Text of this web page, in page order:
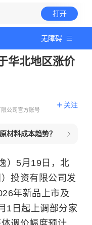
打开
无障碍
华北地区涨价
公司官方账号
关注
材料成本趋势？
）5月19日，北
投资有限公司发
年新品上市及
1日起上调部分家